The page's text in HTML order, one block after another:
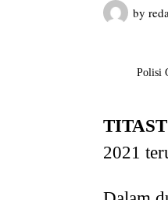
by
Polisi
2021